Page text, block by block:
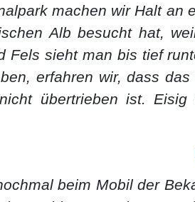
machen wir Halt
Alb besucht hat,
Fels sieht man bis tief
erfahren wir, dass
übertrieben ist.
beim Mobil der